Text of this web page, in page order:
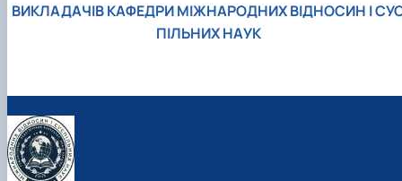
ВИКЛАДАЧІВ КАФЕДРИ МІЖНАРОДНИХ ВІДНОСИН І
ПІЛЬНИХ НАУК